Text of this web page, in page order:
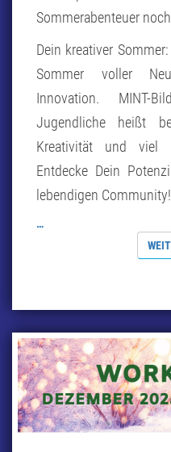
Sommerabenteuer
Dein kreativer
Sommer voller
Innovation. MINT-
Jugendliche heißt
Kreativität und viel
Entdecke Dein
lebendigen Community!
…